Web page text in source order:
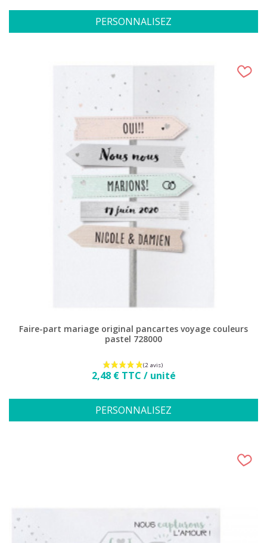
(20
PERSONNALISEZ
Faire-part mariage original pancartes voyage couleurs
pastel 728000
Prix
2,48 € TTC / unité
PERSONNALISEZ